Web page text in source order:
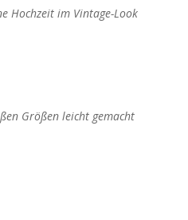
Hochzeit im Vintage-Look
Größen leicht gemacht